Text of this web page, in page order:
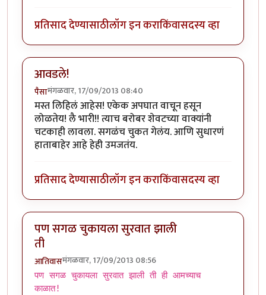
प्रतिसाद देण्यासाठीलॉग इन कराकिंवासदस्य व्हा
आवडले!
पैसामंगळवार, 17/09/2013 08:40
मस्त लिहिलं आहेस! एकेक अपघात वाचून हसून
लोळतेय! लै भारी!! त्याच बरोबर शेवटच्या वाक्यांनी
चटकाही लावला. सगळंच चुकत गेलंय. आणि सुधारणं
हाताबाहेर आहे हेही उमजतंय.
प्रतिसाद देण्यासाठीलॉग इन कराकिंवासदस्य व्हा
पण सगळ चुकायला सुरवात झाली
ती
आतिवासमंगळवार, 17/09/2013 08:56
पण सगळ चुकायला सुरवात झाली ती ही आमच्याच
काळात!